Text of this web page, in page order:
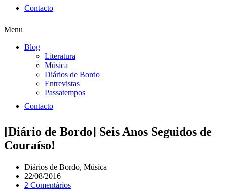
Contacto
Menu
Blog
Literatura
Música
Diários de Bordo
Entrevistas
Passatempos
Contacto
[Diário de Bordo] Seis Anos Seguidos de
Couraíso!
Diários de Bordo, Música
22/08/2016
2 Comentários